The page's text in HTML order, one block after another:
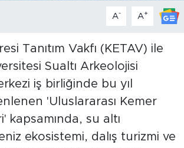
A- A+
Tanıtım Vakfı (KETAV) ile
Sualtı Arkeolojisi
iş birliğinde bu yıl
'Uluslararası Kemer
kapsamında, su altı
ekosistemi, dalış turizmi ve